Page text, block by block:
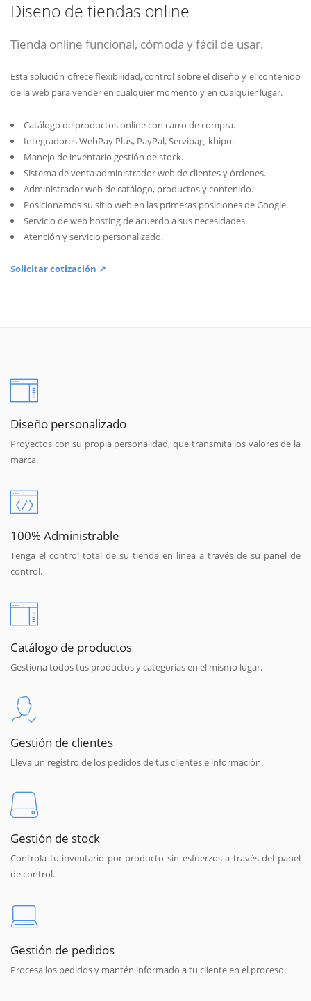
Diseno de tiendas online
Tienda online funcional, cómoda y fácil de usar.
Esta solución ofrece flexibilidad, control sobre el diseño y el contenido
de la web para vender en cualquier momento y en cualquier lugar.
Catálogo de productos online con carro de compra.
Integradores WebPay Plus, PayPal, Servipag, khipu.
Manejo de inventario gestión de stock.
Sistema de venta administrador web de clientes y órdenes.
Administrador web de catálogo, productos y contenido.
Posicionamos su sitio web en las primeras posiciones de Google.
Servicio de web hosting de acuerdo a sus necesidades.
Atención y servicio personalizado.
Solicitar cotización ↗
Diseño personalizado
Proyectos con su propia personalidad, que transmita los valores de la
marca.
100% Administrable
Tenga el control total de su tienda en línea a través de su panel de
control.
Catálogo de productos
Gestiona todos tus productos y categorías en el mismo lugar.
Gestión de clientes
Lleva un registro de los pedidos de tus clientes e información.
Gestión de stock
Controla tu inventario por producto sin esfuerzos a través del panel
de control.
Gestión de pedidos
Procesa los pedidos y mantén informado a tu cliente en el proceso.